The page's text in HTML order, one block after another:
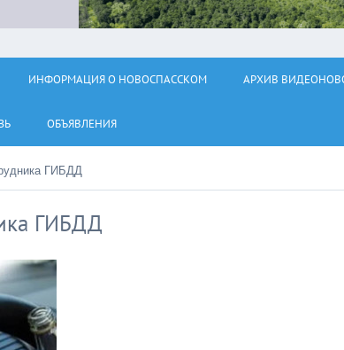
ИНФОРМАЦИЯ О НОВОСПАССКОМ АРХИВ
ОБЪЯВЛЕНИЯ
ГИБДД
ГИБДД